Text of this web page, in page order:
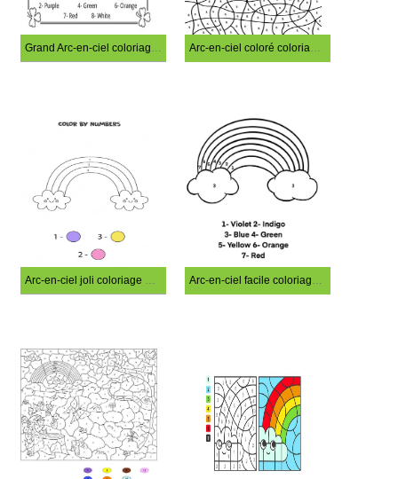
Grand Arc-en-ciel coloriage magique Arc-en-ciel coloré coloriage magique
Arc-en-ciel joli coloriage magique Arc-en-ciel facile coloriage magique